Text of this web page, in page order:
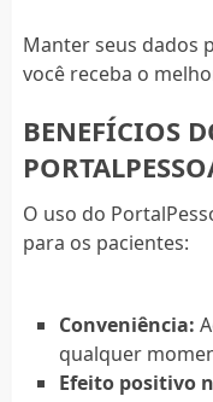
Manter seus dados
você receba o
BENEFÍCIOS
O uso do
para os pacientes:
Conveniência:
qualquer
Efeito positivo